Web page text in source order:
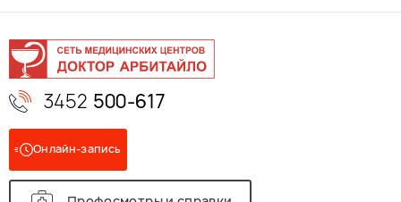
3452 500-617
Онлайн-запись